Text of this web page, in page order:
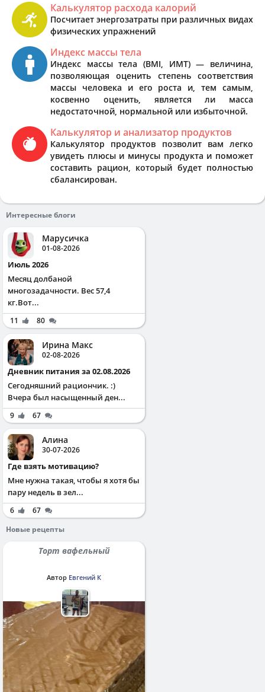
Калькулятор расхода калорий
Посчитает энергозатраты при различных видах
физических упражнений
Индекс массы тела
Индекс массы тела (BMI, ИМТ) — величина,
позволяющая оценить степень соответствия
массы человека и его роста и, тем самым,
косвенно оценить, является ли масса
недостаточной, нормальной или избыточной.
Калькулятор и анализатор продуктов
Калькулятор продуктов позволит вам легко
увидеть плюсы и минусы продукта и поможет
составить рацион, который будет полностью
сбалансирован.
Интересные блоги
Марусичка
01-08-2026
Июль 2026
Месяц долбаной
многозадачности. Вес 57,4
кг.Вот...
11 80
Ирина Макс
02-08-2026
Дневник питания за 02.08.2026
Сегодняшний рациончик. :)
Вчера был насыщенный ден...
9 67
Алина
30-07-2026
Где взять мотивацию?
Мне нужна такая, чтобы я хотя бы
пару недель в зел...
6
67
Новые рецепты
Торт вафельный
Автор Евгений К